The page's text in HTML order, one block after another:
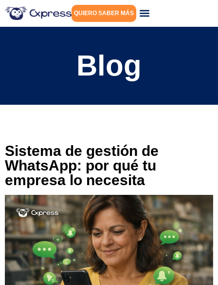
QUIERO SABER MÁS
Blog
Sistema de gestión de
WhatsApp: por qué tu
empresa lo necesita